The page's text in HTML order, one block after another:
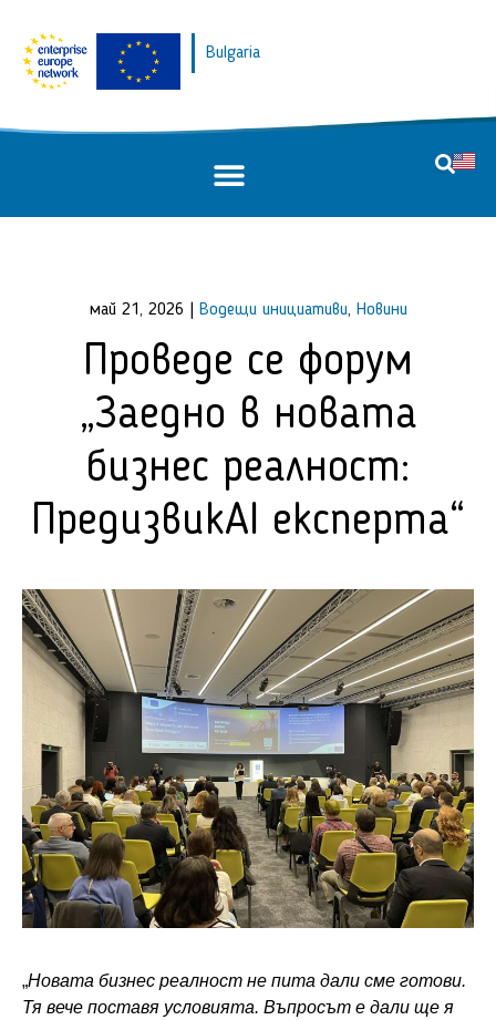
Bulgaria
май 21, 2026 Водещи инициативи, Новини
Проведе се форум
„Заедно в новата
бизнес реалност:
ПредизвикAI експерта“
„Новата бизнес реалност не пита дали сме готови.
Тя вече поставя условията. Въпросът е дали ще я